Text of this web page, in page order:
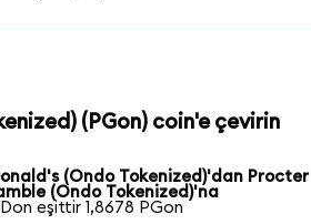
(PGon) coin'e çevirin
(Ondo Tokenized)'dan Procter
(Ondo Tokenized)'na
eşittir 1,8678 PGon